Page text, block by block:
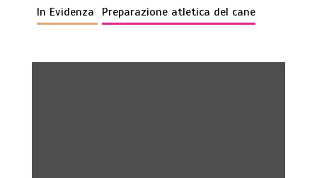
In Evidenza Preparazione atletica del cane